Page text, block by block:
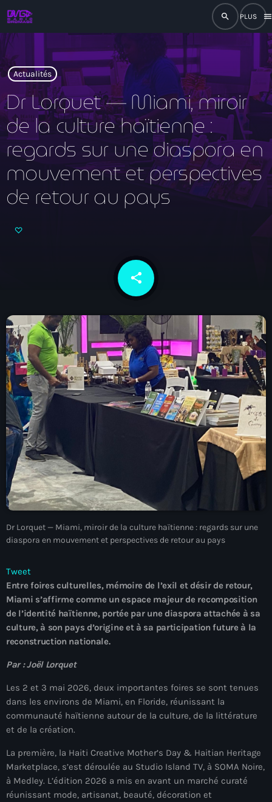
search
menu
close
play_arrow
play_arrow RADIO DROMAGE
Accueil
Programmation
TV Direct
Actualités
Blog Grid Sidebar
Contact
Archives
août 2026
juillet 2026
juin 2026
avril 2026
mars 2026
février 2026
novembre 2025
octobre 2025
septembre 2025
août 2025
juillet 2025
Actualités
Dr Lorquet — Miami, miroir
de la culture haïtienne :
regards sur une diaspora en
mouvement et perspectives
de retour au pays
share
email
Dr Lorquet — Miami, miroir de la culture haïtienne : regards sur une
diaspora en mouvement et perspectives de retour au pays
Tweet
Entre foires culturelles, mémoire de l’exil et désir de retour,
Miami s’affirme comme un espace majeur de recomposition
de l’identité haïtienne, portée par une diaspora attachée à sa
culture, à son pays d’origine et à sa participation future à la
reconstruction nationale.
Par : Joël Lorquet
Les 2 et 3 mai 2026, deux importantes foires se sont tenues
dans les environs de Miami, en Floride, réunissant la
communauté haïtienne autour de la culture, de la littérature
et de la création.
La première, la Haiti Creative Mother’s Day & Haitian Heritage
Marketplace, s’est déroulée au Studio Island TV, à SOMA Noire,
à Medley. L’édition 2026 a mis en avant un marché curaté
réunissant mode, artisanat, beauté, décoration et